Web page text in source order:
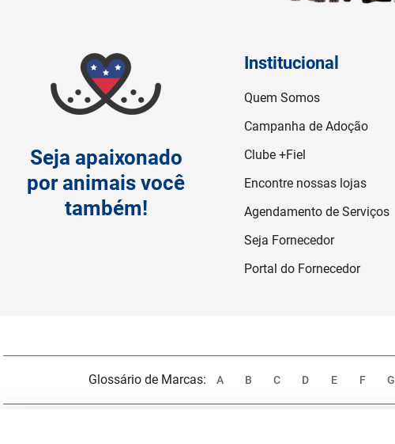
Seja apaixonado
por animais você
também!
Institucional
Quem Somos
Campanha de Adoção
Clube +Fiel
Encontre nossas lojas
Agendamento de Serviços
Seja Fornecedor
Portal do Fornecedor
Glossário de Marcas: A B C D E F G